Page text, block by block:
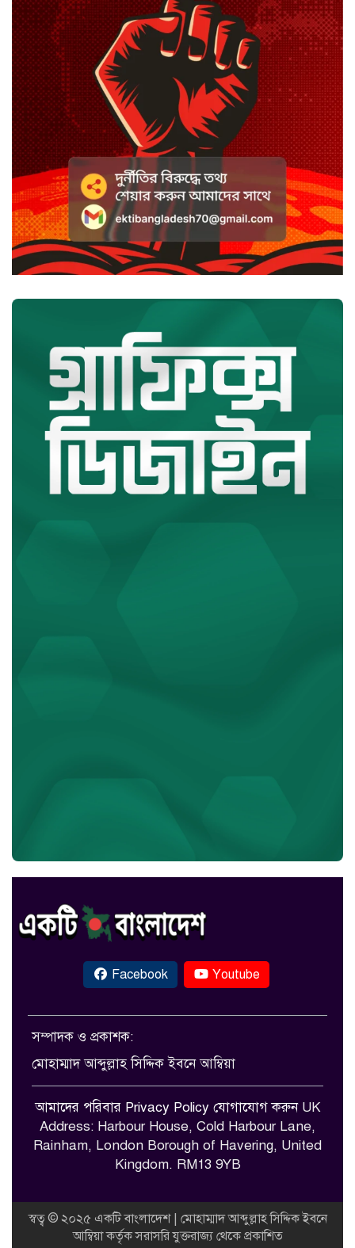
কটাক্ষ আর বিদ্রূপে জমে উঠেছে
ভ্যান্সের রাজনীতি
সৌদি আরবে হুতি হামলায় শিশুসহ
আহত ১১
Facebook Youtube
সম্পাদক ও প্রকাশক:
মোহাম্মাদ আব্দুল্লাহ সিদ্দিক ইবনে আম্বিয়া
আমাদের পরিবার Privacy Policy যোগাযোগ করুনUK
Address: Harbour House, Cold Harbour Lane,
Rainham, London Borough of Havering, United
Kingdom. RM13 9YB
স্বত্ব © ২০২৫ একটি বাংলাদেশ | মোহাম্মাদ আব্দুল্লাহ সিদ্দিক ইবনে
আম্বিয়া কর্তৃক সরাসরি যুক্তরাজ্য থেকে প্রকাশিত